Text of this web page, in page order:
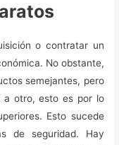
o contratar un
No obstante,
semejantes, pero
a otro, esto es por lo
Esto sucede
de seguridad. Hay